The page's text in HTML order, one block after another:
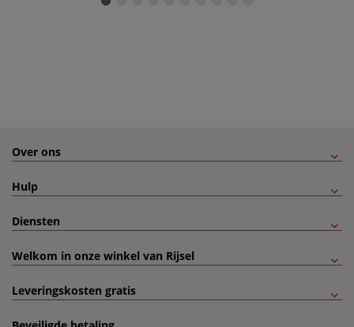
Over ons
Hulp
Diensten
Welkom in onze winkel van Rijsel
Leveringskosten gratis